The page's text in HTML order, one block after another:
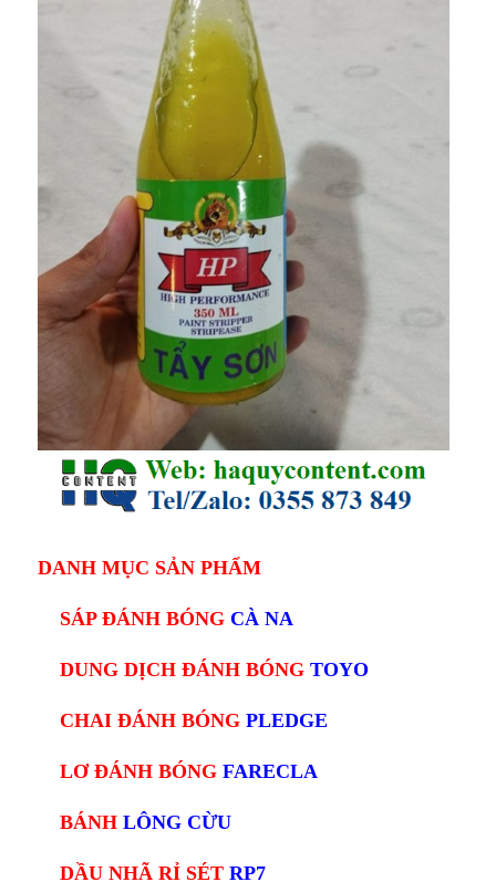
DANH MỤC SẢN PHẨM
SÁP ĐÁNH BÓNG CÀ NA
DUNG DỊCH ĐÁNH BÓNG TOYO
CHAI ĐÁNH BÓNG PLEDGE
LƠ ĐÁNH BÓNG FARECLA
BÁNH LÔNG CỪU
DẦU NHÃ RỈ SÉT RP7